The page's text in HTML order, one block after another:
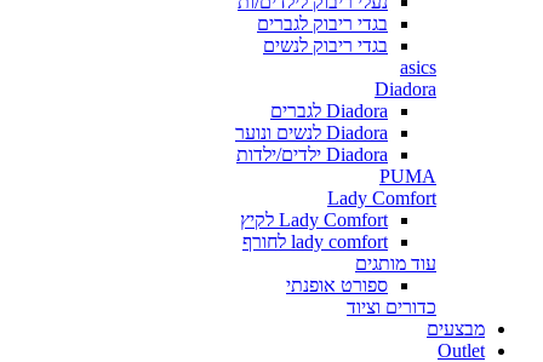
בגדי ריבוק לגברים
בגדי ריבוק לנשים
asics
Diadora
Diadora לגברים
Diadora לנשים ונוער
Diadora ילדים/ילדות
PUMA
Lady Comfort
Lady Comfort לקיץ
lady comfort לחורף
עוד מותגים
ספורט אופנתי
כדורים וציוד
מבצעים
Outlet